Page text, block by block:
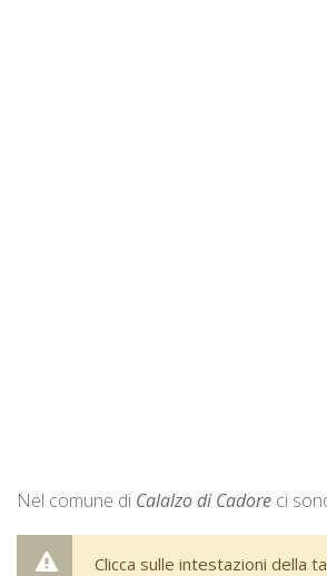
Nel comune di Calalzo di Cadore ci
Clicca sulle intestazioni della